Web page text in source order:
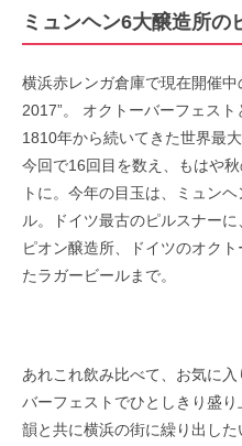
ミュンヘン6大醸造所の
横浜赤レンガ倉庫で現在開催中
2017”。 オクトーバーフェス
1810年から続いてきた世界最
今回で16回目を数え、もはや
トに。今年の目玉は、ミュン
ル。ドイツ最古のピルスナー
ピオン醸造所、ドイツのオク
たラガービールまで。
あれこれ飲み比べて、お気に
バーフェストでひとしきり盛
韻と共に横浜の街に繰り出し